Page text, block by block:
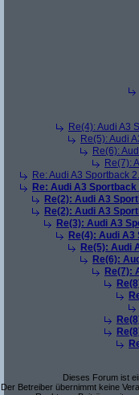
Re(4): Audi A3
Re(5): Audi
Re(6):
Re(7):
Re: Audi A3 Sportback
Re: Audi A3 Sportback
Re(2): Audi A3
Re(2): Audi A3
Re(3): Audi A3
Re(4): Audi A3
Re(5): Audi
Re(6):
Re(7):
Dieses Forum ist
Der Betreiber übernimmt keine